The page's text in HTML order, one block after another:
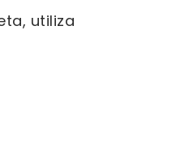
utiliza